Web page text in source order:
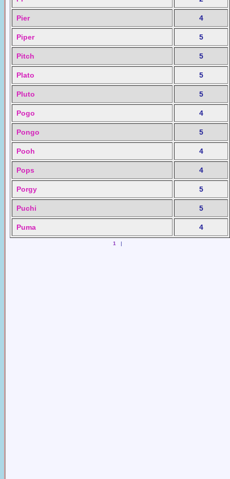
Pier 4
Piper 5
Pitch 5
Plato 5
Pluto 5
Pogo 4
Pongo 5
Pooh 4
Pops 4
Porgy 5
Puchi 5
Puma 4
1 |